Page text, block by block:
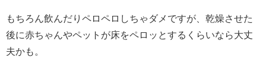
もちろん飲んだりペロペロしちゃダメですが、乾燥させた
後に赤ちゃんやペットが床をペロッとするくらいなら大丈
夫かも。